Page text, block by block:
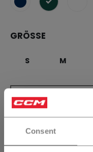
Consent
ausgewählt
GRÖSSE
S M
IN DEN WARENKORB